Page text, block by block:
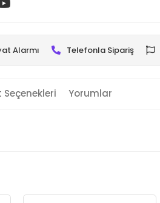
Alarmı Telefonla Sipariş
Seçenekleri Yorumlar